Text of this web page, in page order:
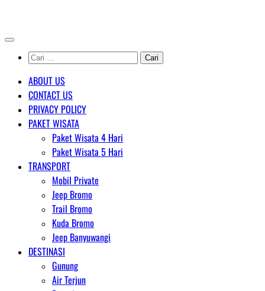
content
Cari
untuk:
ABOUT US
CONTACT US
PRIVACY POLICY
PAKET WISATA
Paket Wisata 4 Hari
Paket Wisata 5 Hari
TRANSPORT
Mobil Private
Jeep Bromo
Trail Bromo
Kuda Bromo
Jeep Banyuwangi
DESTINASI
Gunung
Air Terjun